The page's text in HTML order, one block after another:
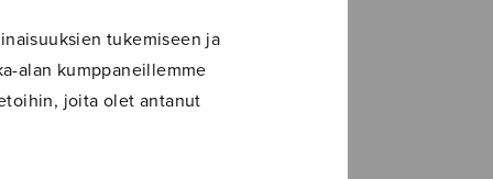
tukemiseen ja
alan kumppaneillemme
joita olet antanut